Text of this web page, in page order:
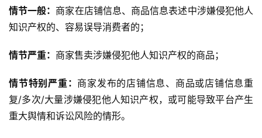
情节一般： 商家在店铺信息、商品信息表述中涉嫌侵犯他人
知识产权的、容易误导消费者的；
情节严重： 商家售卖涉嫌侵犯他人知识产权的商品；
情节特别严重： 商家发布的店铺信息、商品或店铺信息重
复/多次/大量涉嫌侵犯他人知识产权，或可能导致平台产生
重大舆情和诉讼风险的情形。